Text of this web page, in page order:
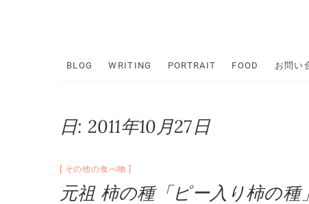
BLOG WRITING PORTRAIT FOOD お問い
日: 2011年10月27日
その他の食べ物
元祖 柿の種「ピー入り柿の種